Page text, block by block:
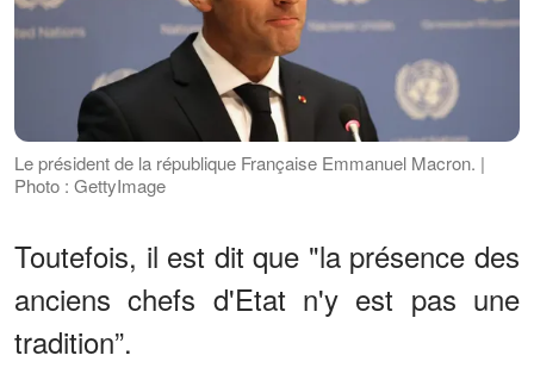
Le président de la république Française Emmanuel Macron. |
Photo : GettyImage
Toutefois, il est dit que "la présence des
anciens chefs d'Etat n'y est pas une
tradition”.